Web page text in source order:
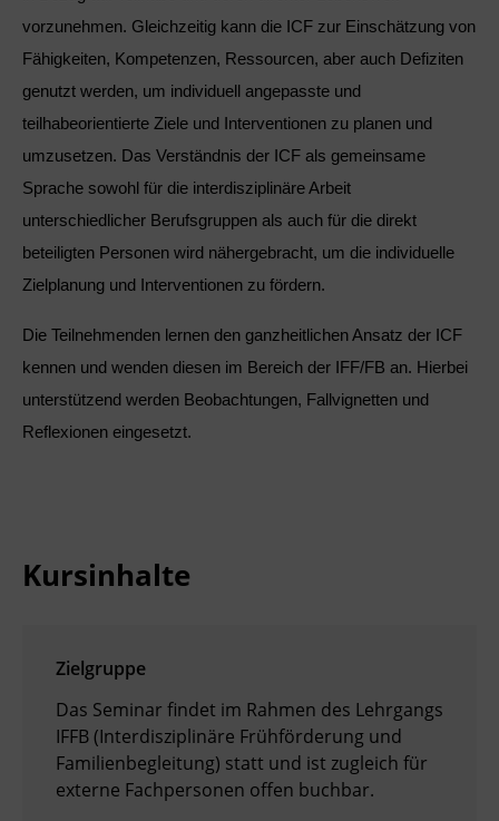
Ingenieurzertifizierung
BFI Reutte
BFI Schwaz
vorzunehmen. Gleichzeitig kann die ICF zur Einschätzung von
Fähigkeiten, Kompetenzen, Ressourcen, aber auch Defiziten
genutzt werden, um individuell angepasste und
teilhabeorientierte Ziele und Interventionen zu planen und
umzusetzen. Das Verständnis der ICF als gemeinsame
Sprache sowohl für die interdisziplinäre Arbeit
unterschiedlicher Berufsgruppen als auch für die direkt
beteiligten Personen wird nähergebracht, um die individuelle
Zielplanung und Interventionen zu fördern.
Die Teilnehmenden lernen den ganzheitlichen Ansatz der ICF
kennen und wenden diesen im Bereich der IFF/FB an. Hierbei
unterstützend werden Beobachtungen, Fallvignetten und
Reflexionen eingesetzt.
Kursinhalte
Zielgruppe
Das Seminar findet im Rahmen des Lehrgangs
IFFB (Interdisziplinäre Frühförderung und
Familienbegleitung) statt und ist zugleich für
externe Fachpersonen offen buchbar.